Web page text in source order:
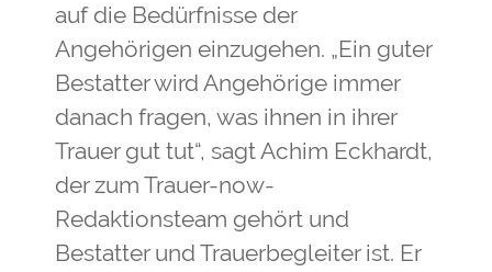
auf die Bedürfnisse der
Angehörigen einzugehen. „Ein guter
Bestatter wird Angehörige immer
danach fragen, was ihnen in ihrer
Trauer gut tut“, sagt Achim Eckhardt,
der zum Trauer-now-
Redaktionsteam gehört und
Bestatter und Trauerbegleiter ist. Er